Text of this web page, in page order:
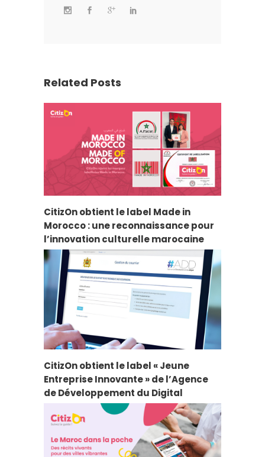
Related Posts
CitizOn obtient le label Made in
Morocco : une reconnaissance pour
l’innovation culturelle marocaine
CitizOn obtient le label « Jeune
Entreprise Innovante » de l’Agence
de Développement du Digital